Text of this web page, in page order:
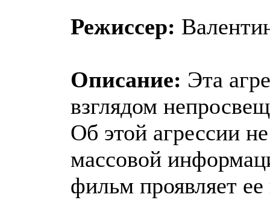
Режиссер:
Описание: Эта
взглядом
Об этой агрессии
массовой
фильм проявляет